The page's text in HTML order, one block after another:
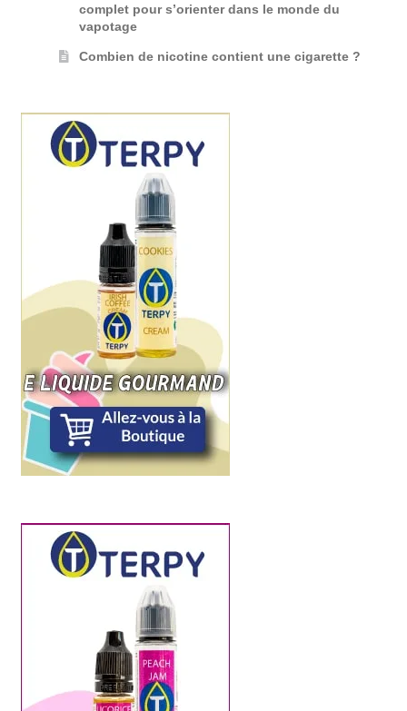
complet pour s’orienter dans le monde du
vapotage
Combien de nicotine contient une cigarette ?